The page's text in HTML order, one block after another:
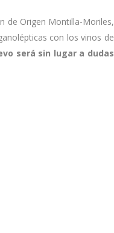
de Origen Montilla-Moriles,
con los vinos de
será sin lugar a dudas